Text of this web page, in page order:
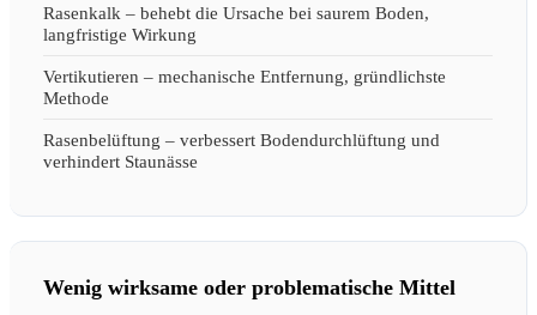
Rasenkalk – behebt die Ursache bei saurem Boden,
langfristige Wirkung
Vertikutieren – mechanische Entfernung, gründlichste
Methode
Rasenbelüftung – verbessert Bodendurchlüftung und
verhindert Staunässe
Wenig wirksame oder problematische Mittel